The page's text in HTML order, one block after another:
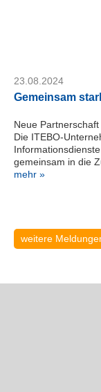
391
444
magdeburg.de
Serviceportal
23.08.2024
Gemeinsam
Neue
Die ITEBO-
gemeinsam in die
mehr »
weitere